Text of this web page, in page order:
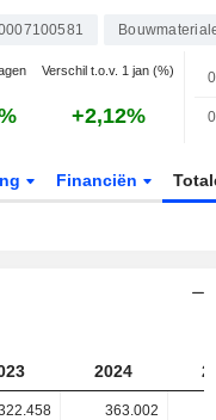
Verschil t.o.v. 1 jan (%)
+2,12%
Financiën
2024
363.002